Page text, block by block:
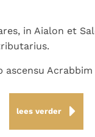
in Aialon et
lees verder